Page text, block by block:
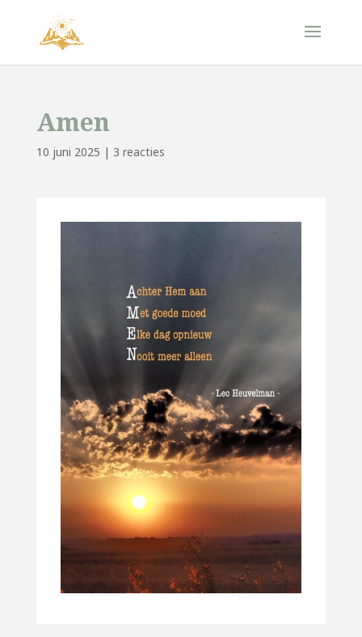
Amen
10 juni 2025 | 3 reacties